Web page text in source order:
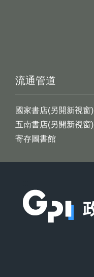
流通管道
國家書店(另開新視窗)
五南書店(另開新視窗)
寄存圖書館